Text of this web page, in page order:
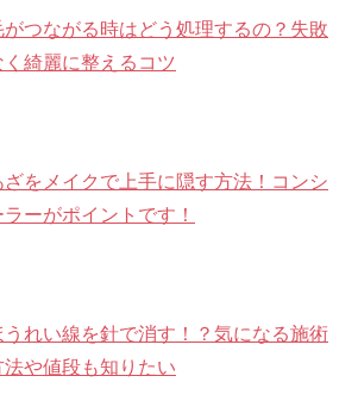
開
がつながる時はどう処理するの？失敗
く綺麗に整えるコツ
ざをメイクで上手に隠す方法！コンシ
ラーがポイントです！
うれい線を針で消す！？気になる施術
法や値段も知りたい